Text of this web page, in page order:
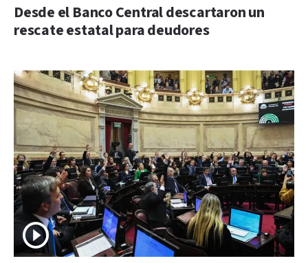
Desde el Banco Central descartaron un
rescate estatal para deudores